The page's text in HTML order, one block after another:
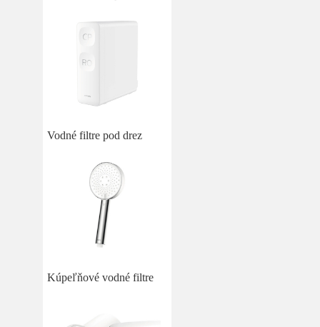
Vodné filtre pod drez
Kúpeľňové vodné filtre